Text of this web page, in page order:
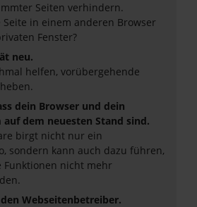
Seiten verhindern.
in einem anderen Browser
Fenster?
neu.
helfen, vorübergehende
dein Browser und dein
auf dem neuesten Stand sind.
birgt nicht nur ein
sondern kann auch dazu führen,
Funktionen nicht mehr
Webseitenbetreiber.